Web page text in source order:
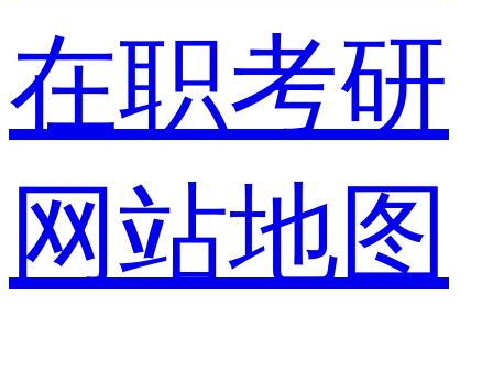
在职考研
网站地图